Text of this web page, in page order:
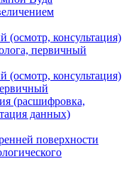
(осмотр, консультация)
первичный
(осмотр, консультация)
(расшифровка,
данных)
поверхности